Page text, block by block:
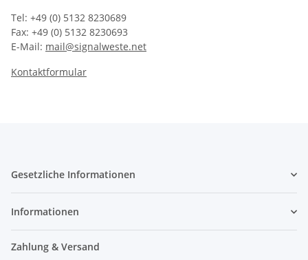
Tel: +49 (0) 5132 8230689
Fax: +49 (0) 5132 8230693
E-Mail: mail@signalweste.net
Kontaktformular
Gesetzliche Informationen
Informationen
Zahlung & Versand